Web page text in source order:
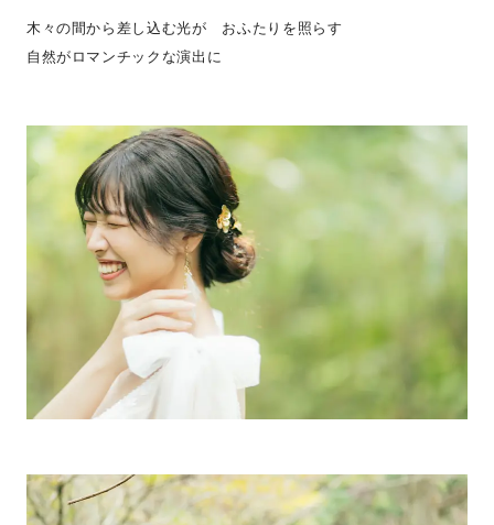
木々の間から差し込む光が おふたりを照らす
自然がロマンチックな演出に